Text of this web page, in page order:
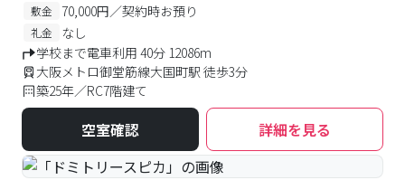
敷金 70,000円／契約時お預り
礼金
なし
学校まで電車利用 40分 12086m
大阪メトロ御堂筋線大国町駅 徒歩3分
築25年／RC7階建て
空室確認 詳細を見る